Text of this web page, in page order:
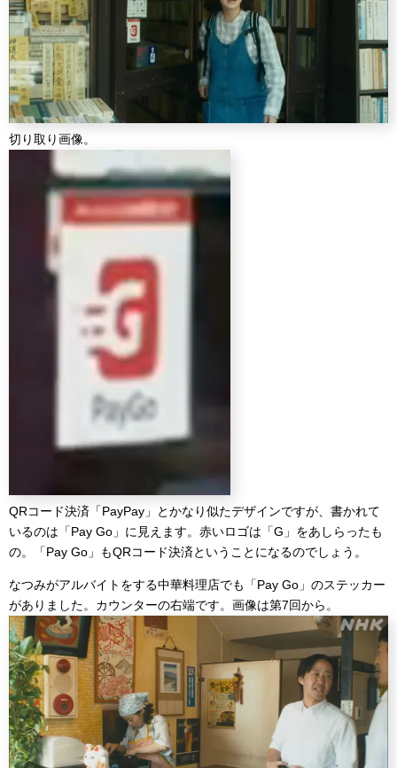
切り取り画像。
QRコード決済「PayPay」とかなり似たデザインですが、書かれて
いるのは「Pay Go」に見えます。赤いロゴは「G」をあしらったも
の。「Pay Go」もQRコード決済ということになるのでしょう。
なつみがアルバイトをする中華料理店でも「Pay Go」のステッカー
がありました。カウンターの右端です。画像は第7回から。